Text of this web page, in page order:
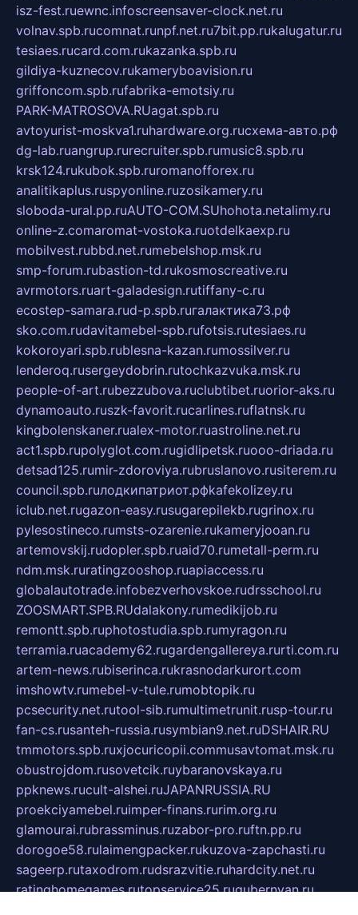
isz-fest.ruewnc.infoscreensaver-clock.net.ru
volnav.spb.rucomnat.runpf.net.ru7bit.pp.rukalugatur.ru
tesiaes.rucard.com.rukazanka.spb.ru
gildiya-kuznecov.rukameryboavision.ru
griffoncom.spb.rufabrika-emotsiy.ru
PARK-MATROSOVA.RUagat.spb.ru
avtoyurist-moskva1.ruhardware.org.ruсхема-авто.рф
dg-lab.ruangrup.rurecruiter.spb.rumusic8.spb.ru
krsk124.rukubok.spb.ruromanofforex.ru
analitikaplus.ruspyonline.ruzosikamery.ru
sloboda-ural.pp.ruAUTO-COM.SUhohota.netalimy.ru
online-z.comaromat-vostoka.ruotdelkaexp.ru
mobilvest.rubbd.net.rumebelshop.msk.ru
smp-forum.rubastion-td.rukosmoscreative.ru
avrmotors.ruart-galadesign.rutiffany-c.ru
ecostep-samara.rud-p.spb.ruгалактика73.рф
sko.com.rudavitamebel-spb.rufotsis.rutesiaes.ru
kokoroyari.spb.rublesna-kazan.rumossilver.ru
lenderoq.rusergeydobrin.rutochkazvuka.msk.ru
people-of-art.rubezzubova.ruclubtibet.ruorior-aks.ru
dynamoauto.ruszk-favorit.rucarlines.ruflatnsk.ru
kingbolenskaner.rualex-motor.ruastroline.net.ru
act1.spb.rupolyglot.com.rugidlipetsk.ruooo-driada.ru
detsad125.rumir-zdoroviya.rubruslanovo.rusiterem.ru
council.spb.ruлодкипатриот.рфkafekolizey.ru
iclub.net.rugazon-easy.rusugarepilekb.rugrinox.ru
pylesostineco.rumsts-ozarenie.rukameryjooan.ru
artemovskij.rudopler.spb.ruaid70.rumetall-perm.ru
ndm.msk.ruratingzooshop.ruapiaccess.ru
globalautotrade.infobezverhovskoe.rudrsschool.ru
ZOOSMART.SPB.RUdalakony.rumedikijob.ru
remontt.spb.ruphotostudia.spb.rumyragon.ru
terramia.ruacademy62.rugardengallereya.rurti.com.ru
artem-news.rubiserinca.rukrasnodarkurort.com
imshowtv.rumebel-v-tule.rumobtopik.ru
pcsecurity.net.rutool-sib.rumultimetrunit.rusp-tour.ru
fan-cs.rusanteh-russia.rusymbian9.net.ruDSHAIR.RU
tmmotors.spb.ruxjocuricopii.commusavtomat.msk.ru
obustrojdom.rusovetcik.ruybaranovskaya.ru
ppknews.rucult-alshei.ruJAPANRUSSIA.RU
proekciyamebel.ruimper-finans.rurim.org.ru
glamourai.rubrassminus.ruzabor-pro.ruftn.pp.ru
dorogoe58.rulaimengpacker.rukuzova-zapchasti.ru
sageerp.rutaxodrom.rudsrazvitie.ruhardcity.net.ru
ratinghomegames.rutopservice25.rugubernyan.ru